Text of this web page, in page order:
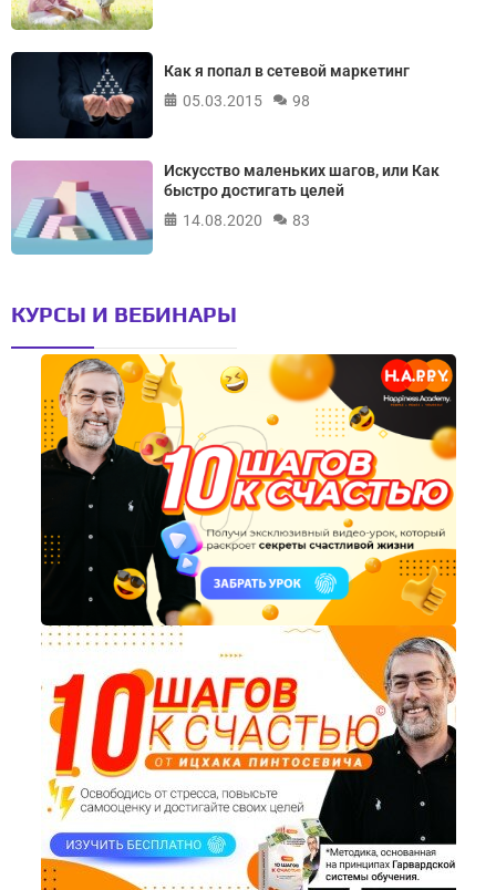
Как я попал в сетевой маркетинг
05.03.2015
98
Искусство маленьких шагов, или Как
быстро достигать целей
14.08.2020
83
КУРСЫ И ВЕБИНАРЫ